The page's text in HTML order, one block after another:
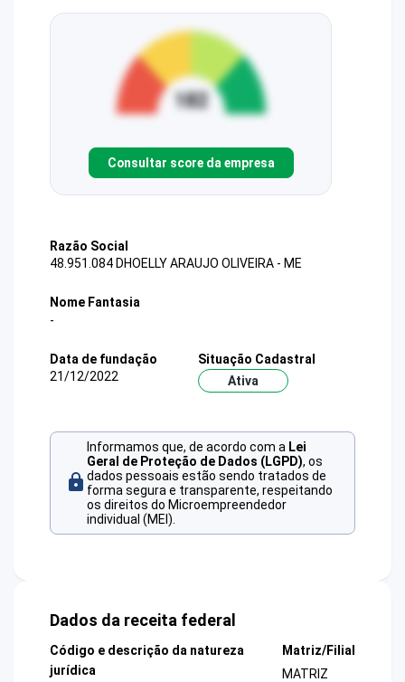
Consultar score da empresa
Razão Social
48.951.084 DHOELLY ARAUJO OLIVEIRA - ME
Nome Fantasia
-
Data de fundação
21/12/2022
Situação Cadastral
Ativa
Informamos que, de acordo com a Lei
Geral de Proteção de Dados (LGPD), os
dados pessoais estão sendo tratados de
forma segura e transparente, respeitando
os direitos do Microempreendedor
individual (MEI).
Dados da receita federal
Código e descrição da natureza
jurídica
Matriz/Filial
MATRIZ